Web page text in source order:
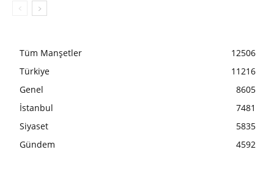
Tüm Manşetler
12506
Türkiye
11216
Genel
8605
İstanbul
7481
Siyaset
5835
Gündem
4592